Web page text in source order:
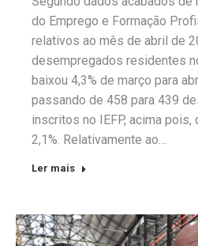
do Emprego e Formação
relativos ao mês de abril de
desempregados residentes
baixou 4,3% de março para
passando de 458 para 439
inscritos no IEFP, acima pois,
2,1%. Relativamente ao…
Ler mais